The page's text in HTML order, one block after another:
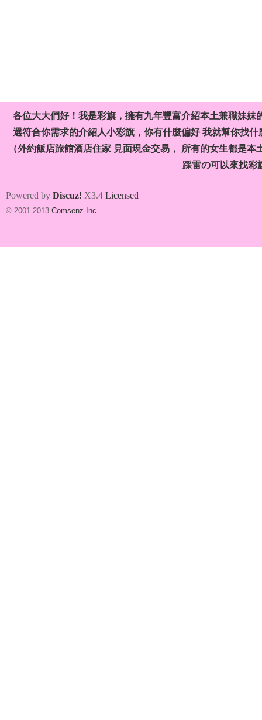
各位大大們好！我是彩旗，擁有九年豐富介紹本土兼職妹
選符合你需求的介紹人小彩旗，你有什麼偏好 我就幫你找
（外約飯店旅館酒店住家 見面現金交易， 所有的女生都是
踩雷の可以來找彩
Powered by Discuz! X3.4 Licensed
© 2001-2013 Comsenz Inc.